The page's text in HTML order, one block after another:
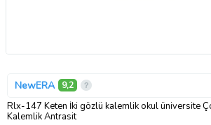
NewERA 9,2
Rlx-147 Keten İki gözlü kalemlik okul üniversite
Kalemlik Antrasit